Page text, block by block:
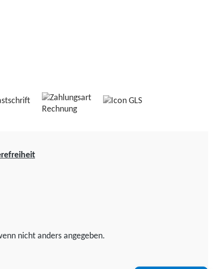
nicht anders angegeben.